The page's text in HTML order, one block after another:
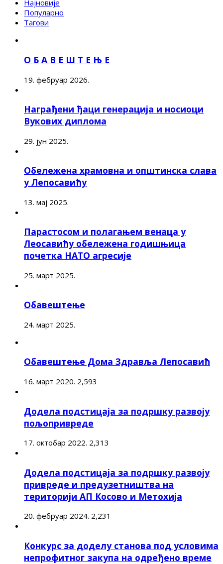
Најновије
Популарно
Тагови
О Б А В Е Ш Т Е Њ Е
19. фебруар 2026.
Награђени ђаци генерација и носиоци
Вукових диплома
29. јун 2025.
Обележена храмовна и општинска слава
у Лепосавићу
13. мај 2025.
Парастосом и полагањем венаца у
Леосавићу обележена годишњица
почетка НАТО агресије
25. март 2025.
Обавештење
24. март 2025.
Обавештење Дома Здравља Лепосавић
16. март 2020. 2,593
Додела подстицаја за подршку развоју
пољопривреде
17. октобар 2022. 2,313
Додела подстицаја за подршку развоју
привреде и предузетништва на
територији АП Косово и Метохија
20. фебруар 2024. 2,231
Конкурс за доделу станова под условима
непрофитног закупа на одређено време